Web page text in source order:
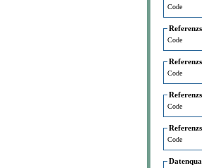
Code
Code
Code
Code
Code